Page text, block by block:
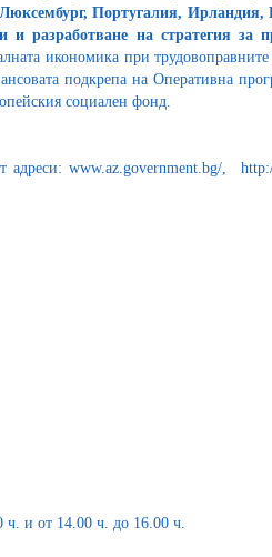
Португалия,
разработване на стратегия за
икономика при трудовоправните
подкрепа на Оперативна
социален фонд.
адреси: www.az.government.bg/,
и от 14.00 ч. до 16.00 ч.